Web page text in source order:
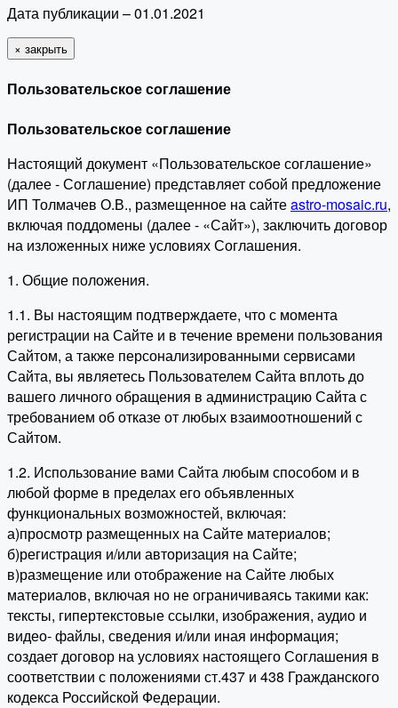
Дата публикации – 01.01.2021
× закрыть
Пользовательское соглашение
Пользовательское соглашение
Настоящий документ «Пользовательское соглашение»
(далее - Соглашение) представляет собой предложение
ИП Толмачев О.В., размещенное на сайтеastro-mosaic.ru,
включая поддомены (далее - «Сайт»), заключить договор
на изложенных ниже условиях Соглашения.
1. Общие положения.
1.1. Вы настоящим подтверждаете, что с момента
регистрации на Сайте и в течение времени пользования
Сайтом, а также персонализированными сервисами
Сайта, вы являетесь Пользователем Сайта вплоть до
вашего личного обращения в администрацию Сайта с
требованием об отказе от любых взаимоотношений с
Сайтом.
1.2. Использование вами Сайта любым способом и в
любой форме в пределах его объявленных
функциональных возможностей, включая:
а)просмотр размещенных на Сайте материалов;
б)регистрация и/или авторизация на Сайте;
в)размещение или отображение на Сайте любых
материалов, включая но не ограничиваясь такими как:
тексты, гипертекстовые ссылки, изображения, аудио и
видео- файлы, сведения и/или иная информация;
создает договор на условиях настоящего Соглашения в
соответствии с положениями ст.437 и 438 Гражданского
кодекса Российской Федерации.